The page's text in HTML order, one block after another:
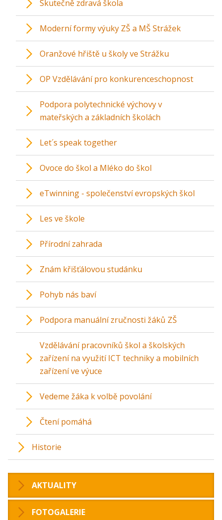
Skutečně zdravá škola
Moderní formy výuky ZŠ a MŠ Strážek
Oranžové hřiště u školy ve Strážku
OP Vzdělávání pro konkurenceschopnost
Podpora polytechnické výchovy v
mateřských a základních školách
Let´s speak together
Ovoce do škol a Mléko do škol
eTwinning - společenství evropských škol
Les ve škole
Přírodní zahrada
Znám křišťálovou studánku
Pohyb nás baví
Podpora manuální zručnosti žáků ZŠ
Vzdělávání pracovníků škol a školských
zařízení na využití ICT techniky a mobilních
zařízení ve výuce
Vedeme žáka k volbě povolání
Čtení pomáhá
Historie
AKTUALITY
FOTOGALERIE